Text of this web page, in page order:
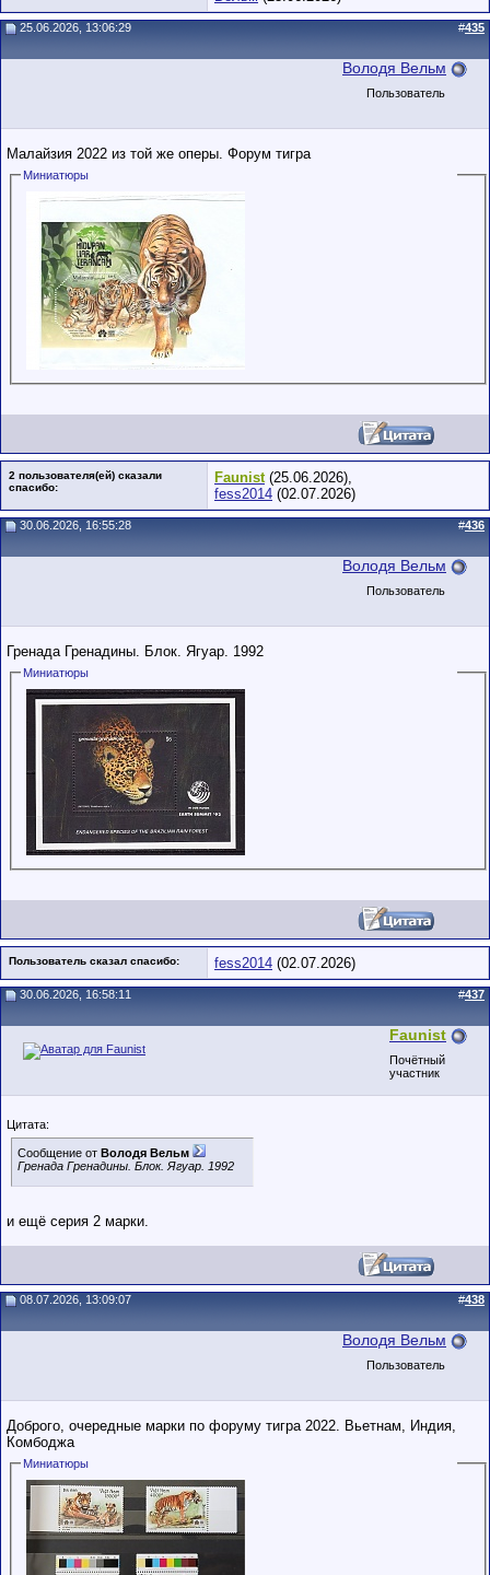
25.06.2026, 13:06:29 #435
Володя Вельм
Пользователь
Малайзия 2022 из той же оперы. Форум тигра
Миниатюры
2 пользователя(ей) сказали
cпасибо:
Faunist(25.06.2026),
fess2014 (02.07.2026)
30.06.2026, 16:55:28 #436
Володя Вельм
Пользователь
Гренада Гренадины. Блок. Ягуар. 1992
Миниатюры
Пользователь сказал cпасибо: fess2014 (02.07.2026)
30.06.2026, 16:58:11 #437
Faunist
Почётный
участник
Цитата:
Сообщение от Володя Вельм
Гренада Гренадины. Блок. Ягуар. 1992
и ещё серия 2 марки.
08.07.2026, 13:09:07 #438
Володя Вельм
Пользователь
Доброго, очередные марки по форуму тигра 2022. Вьетнам, Индия,
Комбоджа
Миниатюры